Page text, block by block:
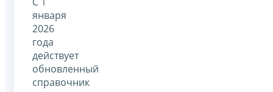
января
2026
года
действует
обновленный
справочник